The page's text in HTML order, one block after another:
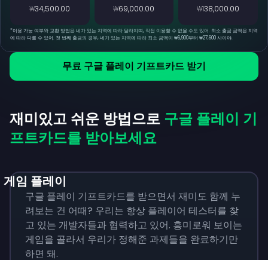
무료 구글 플레이 기프트카드 받기
₩34,500.00 ₩69,000.00 ₩138,000.00
*이용 가능 여부와 교환 방법은 네가 있는 지역에 따라 달라지며, 직접 이용할 수 없을 수도 있어. 최소 출금 금액은 지역
에 따라 다를 수 있어. 첫 번째 출금의 경우, 네가 있는 지역에 따라 최소 금액이 ₩6,900부터 ₩27,600 사이야.
재미있고 쉬운 방법으로 구글 플레이 기
프트카드를 받아보세요
게임 플레이
구글 플레이 기프트카드를 받으면서 재미도 함께 누
려보는 건 어때? 우리는 항상 플레이어 테스터를 찾
고 있는 개발자들과 협력하고 있어. 흥미로워 보이는
게임을 골라서 우리가 정해준 과제들을 완료하기만
하면 돼.